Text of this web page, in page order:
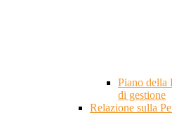
Piano della
di gestione
Relazione sulla